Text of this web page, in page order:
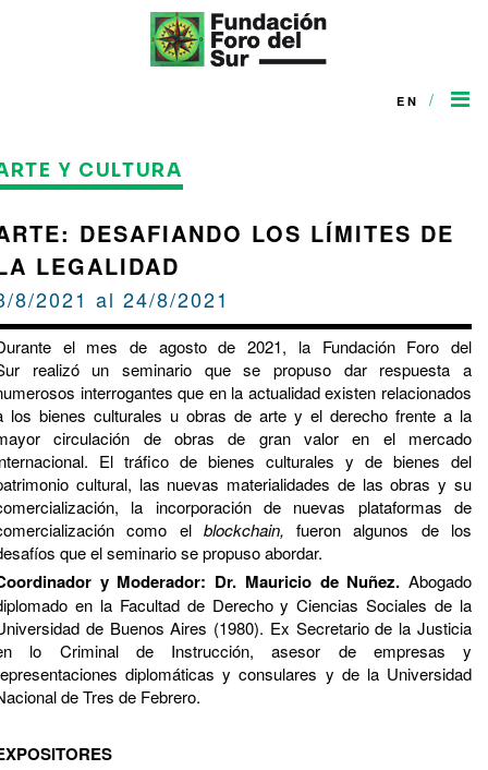
EN /
Y CULTURA
DESAFIANDO LOS LÍMITES DE
LEGALIDAD
8/2021 al 24/8/2021
el mes de agosto de 2021, la Fundación Foro del
realizó un seminario que se propuso dar respuesta a
interrogantes que en la actualidad existen relacionados
los bienes culturales u obras de arte y el derecho frente a la
circulación de obras de gran valor en el mercado
El tráfico de bienes culturales y de bienes del
cultural, las nuevas materialidades de las obras y su
la incorporación de nuevas plataformas de
como el blockchain,fueron algunos de los
que el seminario se propuso abordar.
y Moderador: Dr. Mauricio de Nuñez.Abogado
en la Facultad de Derecho y Ciencias Sociales de la
de Buenos Aires (1980). Ex Secretario de la Justicia
lo Criminal de Instrucción, asesor de empresas y
diplomáticas y consulares y de la Universidad
de Tres de Febrero.